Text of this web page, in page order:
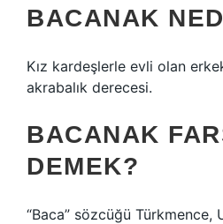
BACANAK
Kız kardeşlerle evli olan
akrabalık derecesi.
BACANAK
DEMEK?
“Baca” sözcüğü Türkmence,